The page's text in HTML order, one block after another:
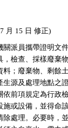
月 15 日 修正)
關派員攜帶證明文
，檢查、採樣廢棄
；廢棄物、剩餘
源及處理地點之
依前項規定為行政
或設備，並得命
處理。必要時，